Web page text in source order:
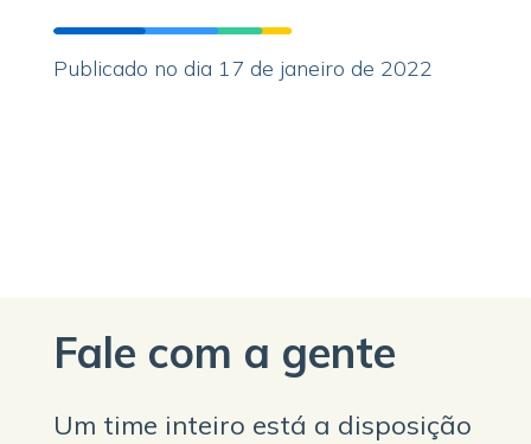
Publicado no dia 17 de janeiro de 2022
Fale com a gente
Um time inteiro está a disposição